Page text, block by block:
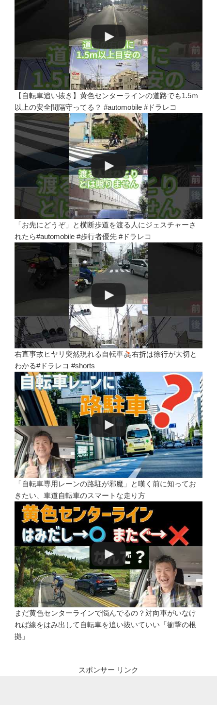
【自転車追い抜き】黄色センターラインの道路でも1.5ｍ
以上の安全間隔守ってる？ #automobile #ドラレコ
「お先にどうぞ」と横断歩道を渡る人にジェスチャーさ
れたら#automobile #歩行者優先 #ドラレコ
右直事故ヒヤリ突然現れる自転車
右折は徐行が大切と
わかる#ドラレコ #shorts
「自転車専用レーンの路駐が邪魔」と嘆く前に知ってお
きたい、車道自転車のスマートな走り方
まだ黄色センターラインで悩んでるの？対向車がいなけ
れば線をはみ出して自転車を追い抜いていい「衝撃の根
拠」
スポンサー リンク